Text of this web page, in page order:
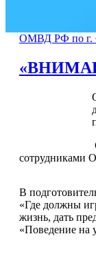
ОМВД РФ по г.
сотрудниками
В
«Где должны
жизнь, дать
«Поведение на